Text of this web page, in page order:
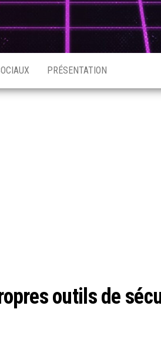
PRÉSENTATION
outils de